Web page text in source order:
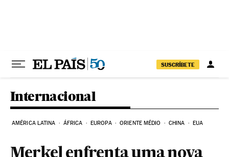
SUSCRÍBETE
Internacional
AMÉRICA LATINA ÁFRICA EUROPA ORIENTE MÉDIO CHINA EUA
Merkel enfrenta uma nova